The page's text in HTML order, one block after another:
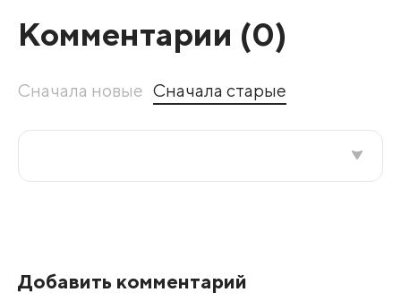
Комментарии (0)
Сначала новые Сначала старые
Добавить комментарий